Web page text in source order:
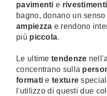
pavimenti e
bagno, donano un senso
ampiezza e rendono
più piccola.
Le ultime tendenze
concentrano sulla
formatietexture
l'utilizzo di questi due